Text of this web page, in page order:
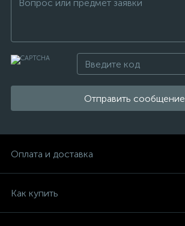
Отправить сообщение
Оплата и доставка
Как купить